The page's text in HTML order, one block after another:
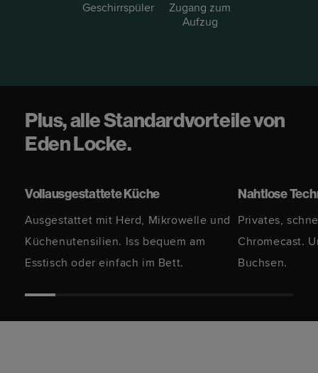
Geschirrspüler
Zugang zum
Aufzug
Plus, alle Standardvorteile von
Eden Locke.
Vollausgestattete Küche
Ausgestattet mit Herd, Mikrowelle und
Küchenutensilien. Iss bequem am
Esstisch oder einfach im Bett.
Nahtlose
Privates,
Chromecast.
Buchsen.